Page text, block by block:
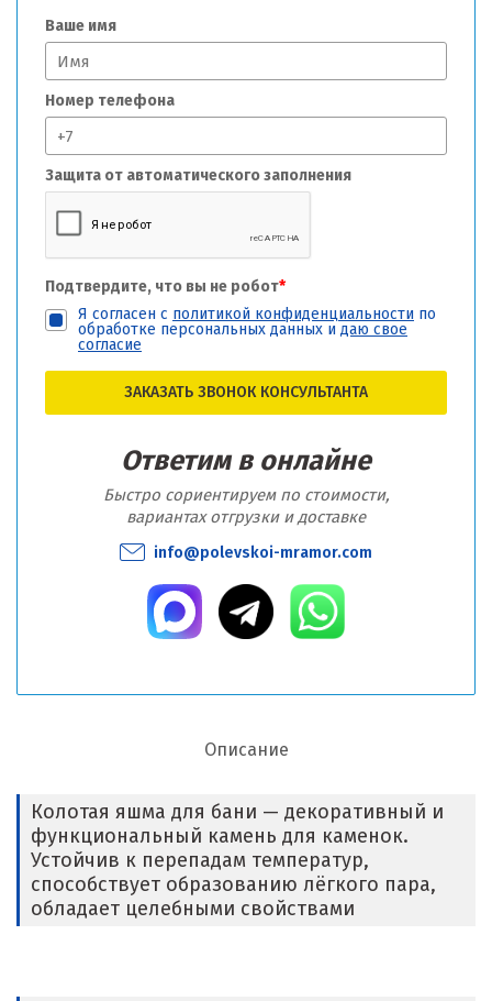
Ваше имя
Номер телефона
Защита от автоматического заполнения
Подтвердите, что вы не робот*
Я согласен с политикой конфиденциальности по
обработке персональных данных и даю свое
согласие
ЗАКАЗАТЬ ЗВОНОК КОНСУЛЬТАНТА
Ответим в онлайне
Быстро сориентируем по стоимости,
вариантах отгрузки и доставке
info@polevskoi-mramor.com
Описание
Колотая яшма для бани — декоративный и
функциональный камень для каменок.
Устойчив к перепадам температур,
способствует образованию лёгкого пара,
обладает целебными свойствами